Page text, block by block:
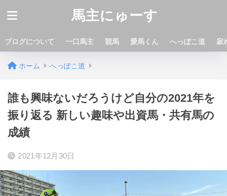
馬主にゅーす
ブログについて 一口馬主 競馬 愛馬くん へっぽこ道 寂
ホーム へっぽこ道
誰も興味ないだろうけど自分の2021年を
振り返る 新しい趣味や出資馬・共有馬の
成績
2021年12月30日